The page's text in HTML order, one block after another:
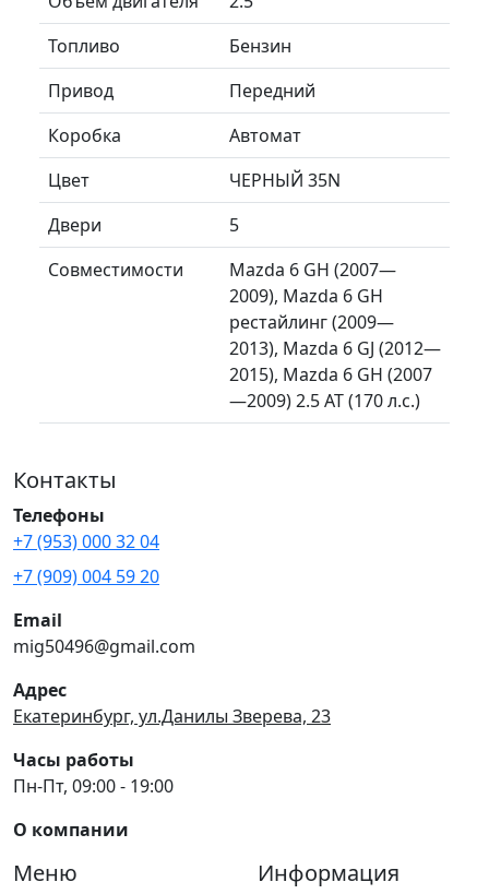
Топливо
Бензин
Привод
Передний
Коробка
Автомат
Цвет
ЧЕРНЫЙ 35N
Двери
5
Совместимости
Mazda 6 GH (2007—
2009), Mazda 6 GH
рестайлинг (2009—
2013), Mazda 6 GJ (2012—
2015), Mazda 6 GH (2007
—2009) 2.5 AT (170 л.с.)
Контакты
Телефоны
+7 (953) 000 32 04
+7 (909) 004 59 20
Email
mig50496@gmail.com
Адрес
Екатеринбург, ул.Данилы Зверева, 23
Часы работы
Пн-Пт, 09:00 - 19:00
О компании
Меню Информация